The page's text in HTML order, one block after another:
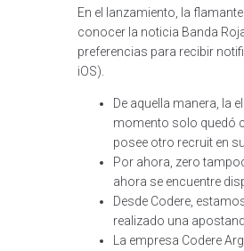
En el lanzamiento, la
conocer la noticia Banda
preferencias para recibir
iOS).
De aquella manera, la
momento solo quedó
posee otro recruit en
Por ahora, zero
ahora se encuentre
Desde Codere,
realizado una
La empresa Codere